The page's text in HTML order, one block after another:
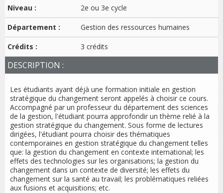
Niveau :
2e ou 3e cycle
Département : Gestion des ressources humaines
Crédits : 3 crédits
DESCRIPTION :
Les étudiants ayant déjà une formation initiale en gestion
stratégique du changement seront appelés à choisir ce cours.
Accompagné par un professeur du département des sciences
de la gestion, l'étudiant pourra approfondir un thème relié à la
gestion stratégique du changement. Sous forme de lectures
dirigées, l'étudiant pourra choisir des thématiques
contemporaines en gestion stratégique du changement telles
que: la gestion du changement en contexte international; les
effets des technologies sur les organisations; la gestion du
changement dans un contexte de diversité; les effets du
changement sur la santé au travail; les problématiques reliées
aux fusions et acquisitions; etc.